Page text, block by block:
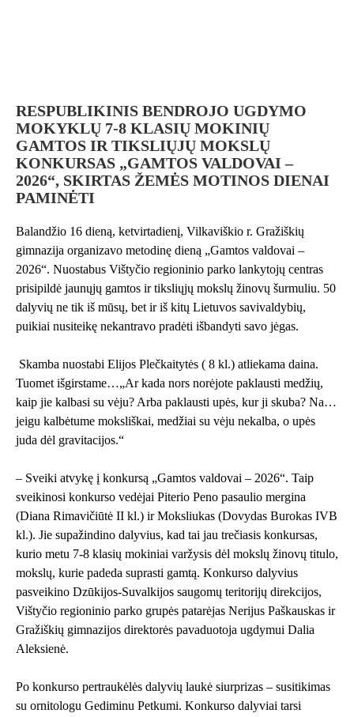
RESPUBLIKINIS BENDROJO UGDYMO
MOKYKLŲ 7-8 KLASIŲ MOKINIŲ
GAMTOS IR TIKSLIŲJŲ MOKSLŲ
KONKURSAS „GAMTOS VALDOVAI –
2026“, SKIRTAS ŽEMĖS MOTINOS DIENAI
PAMINĖTI
Balandžio 16 dieną, ketvirtadienį, Vilkaviškio r. Gražiškių
gimnazija organizavo metodinę dieną „Gamtos valdovai –
2026“. Nuostabus Vištyčio regioninio parko lankytojų centras
prisipildė jaunųjų gamtos ir tiksliųjų mokslų žinovų šurmuliu. 50
dalyvių ne tik iš mūsų, bet ir iš kitų Lietuvos savivaldybių,
puikiai nusiteikę nekantravo pradėti išbandyti savo jėgas.
Skamba nuostabi Elijos Plečkaitytės ( 8 kl.) atliekama daina.
Tuomet išgirstame…„Ar kada nors norėjote paklausti medžių,
kaip jie kalbasi su vėju? Arba paklausti upės, kur ji skuba? Na…
jeigu kalbėtume moksliškai, medžiai su vėju nekalba, o upės
juda dėl gravitacijos.“
– Sveiki atvykę į konkursą „Gamtos valdovai – 2026“. Taip
sveikinosi konkurso vedėjai Piterio Peno pasaulio mergina
(Diana Rimavičiūtė II kl.) ir Moksliukas (Dovydas Burokas IVB
kl.). Jie supažindino dalyvius, kad tai jau trečiasis konkursas,
kurio metu 7-8 klasių mokiniai varžysis dėl mokslų žinovų titulo,
mokslų, kurie padeda suprasti gamtą. Konkurso dalyvius
pasveikino Dzūkijos-Suvalkijos saugomų teritorijų direkcijos,
Vištyčio regioninio parko grupės patarėjas Nerijus Paškauskas ir
Gražiškių gimnazijos direktorės pavaduotoja ugdymui Dalia
Aleksienė.
Po konkurso pertraukėlės dalyvių laukė siurprizas – susitikimas
su ornitologu Gediminu Petkumi. Konkurso dalyviai tarsi